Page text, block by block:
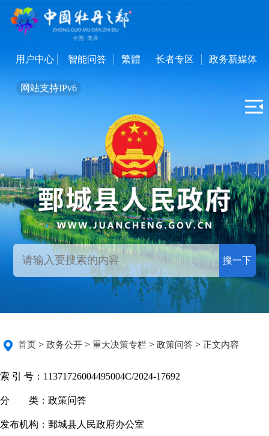
用户中心 智能问答 繁體 长者专区 政务新媒体
网站支持IPv6
搜一下
首页 > 政务公开 > 重大决策专栏 > 政策问答 > 正文内容
索 引 号： 11371726004495004C/2024-17692
分 类： 政策问答
发布机构： 鄄城县人民政府办公室